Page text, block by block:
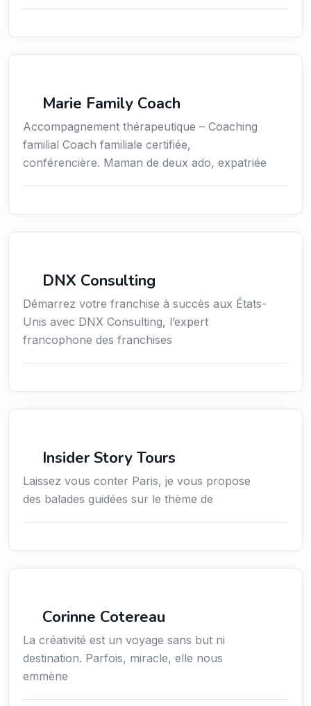
Marie Family Coach
Accompagnement thérapeutique – Coaching
familial Coach familiale certifiée,
conférencière. Maman de deux ado, expatriée
DNX Consulting
Démarrez votre franchise à succès aux États-
Unis avec DNX Consulting, l’expert
francophone des franchises
Insider Story Tours
Laissez vous conter Paris, je vous propose
des balades guidées sur le thème de
Corinne Cotereau
La créativité est un voyage sans but ni
destination. Parfois, miracle, elle nous
emmène